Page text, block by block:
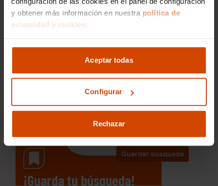
y obtener más información en nuestra política de
privacidad y cookies.
Aceptar todas
Configurar
Rechazar
8.790 €
Manual
Guardar búsqueda
¡Guarda tu búsqueda!